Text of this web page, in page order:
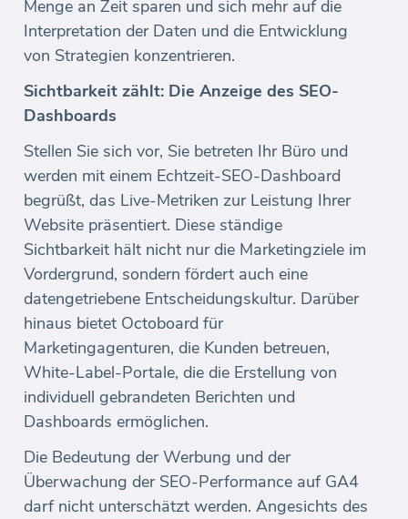
Menge an Zeit sparen und sich mehr auf die
Interpretation der Daten und die Entwicklung
von Strategien konzentrieren.
Sichtbarkeit zählt: Die Anzeige des SEO-
Dashboards
Stellen Sie sich vor, Sie betreten Ihr Büro und
werden mit einem Echtzeit-SEO-Dashboard
begrüßt, das Live-Metriken zur Leistung Ihrer
Website präsentiert. Diese ständige
Sichtbarkeit hält nicht nur die Marketingziele im
Vordergrund, sondern fördert auch eine
datengetriebene Entscheidungskultur. Darüber
hinaus bietet Octoboard für
Marketingagenturen, die Kunden betreuen,
White-Label-Portale, die die Erstellung von
individuell gebrandeten Berichten und
Dashboards ermöglichen.
Die Bedeutung der Werbung und der
Überwachung der SEO-Performance auf GA4
darf nicht unterschätzt werden. Angesichts des